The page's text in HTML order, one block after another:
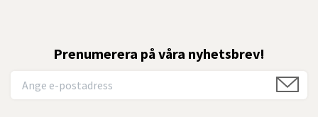
Prenumerera på våra nyhetsbrev!